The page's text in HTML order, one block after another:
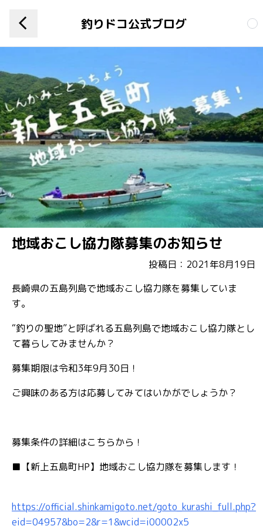
釣りドコ公式ブログ
地域おこし協力隊募集のお知らせ
投稿日：2021年8月19日
長崎県の五島列島で地域おこし協力隊を募集していま
す。
“釣りの聖地”と呼ばれる五島列島で地域おこし協力隊とし
て暮らしてみませんか？
募集期限は令和3年9月30日！
ご興味のある方は応募してみてはいかがでしょうか？
募集条件の詳細はこちらから！
■【新上五島町HP】地域おこし協力隊を募集します！
https://official.shinkamigoto.net/goto_kurashi_full.php?
eid=04957&bo=2&r=1&wcid=i00002x5